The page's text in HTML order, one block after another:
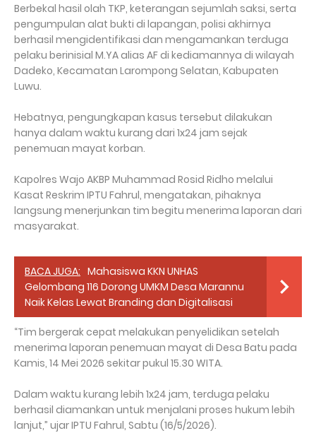
Berbekal hasil olah TKP, keterangan sejumlah saksi, serta
pengumpulan alat bukti di lapangan, polisi akhirnya
berhasil mengidentifikasi dan mengamankan terduga
pelaku berinisial M.YA alias AF di kediamannya di wilayah
Dadeko, Kecamatan Larompong Selatan, Kabupaten
Luwu.
Hebatnya, pengungkapan kasus tersebut dilakukan
hanya dalam waktu kurang dari 1x24 jam sejak
penemuan mayat korban.
Kapolres Wajo AKBP Muhammad Rosid Ridho melalui
Kasat Reskrim IPTU Fahrul, mengatakan, pihaknya
langsung menerjunkan tim begitu menerima laporan dari
masyarakat.
BACA JUGA: Mahasiswa KKN UNHAS
Gelombang 116 Dorong UMKM Desa Marannu
Naik Kelas Lewat Branding dan Digitalisasi
“Tim bergerak cepat melakukan penyelidikan setelah
menerima laporan penemuan mayat di Desa Batu pada
Kamis, 14 Mei 2026 sekitar pukul 15.30 WITA.
Dalam waktu kurang lebih 1x24 jam, terduga pelaku
berhasil diamankan untuk menjalani proses hukum lebih
lanjut,” ujar IPTU Fahrul, Sabtu (16/5/2026).